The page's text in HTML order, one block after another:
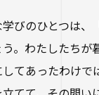
ジウム
開講座
びのひとつは、
。わたしたちが
てあったわけで